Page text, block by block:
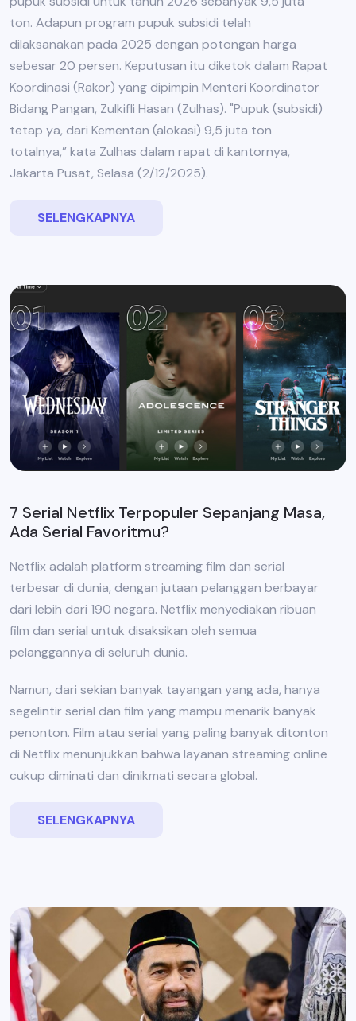
ton. Adapun program pupuk subsidi telah
dilaksanakan pada 2025 dengan potongan harga
sebesar 20 persen. Keputusan itu diketok dalam Rapat
Koordinasi (Rakor) yang dipimpin Menteri Koordinator
Bidang Pangan, Zulkifli Hasan (Zulhas). "Pupuk (subsidi)
tetap ya, dari Kementan (alokasi) 9,5 juta ton
totalnya,” kata Zulhas dalam rapat di kantornya,
Jakarta Pusat, Selasa (2/12/2025).
SELENGKAPNYA
7 Serial Netflix Terpopuler Sepanjang Masa,
Ada Serial Favoritmu?
Netflix adalah platform streaming film dan serial
terbesar di dunia, dengan jutaan pelanggan berbayar
dari lebih dari 190 negara. Netflix menyediakan ribuan
film dan serial untuk disaksikan oleh semua
pelanggannya di seluruh dunia.
Namun, dari sekian banyak tayangan yang ada, hanya
segelintir serial dan film yang mampu menarik banyak
penonton. Film atau serial yang paling banyak ditonton
di Netflix menunjukkan bahwa layanan streaming online
cukup diminati dan dinikmati secara global.
SELENGKAPNYA